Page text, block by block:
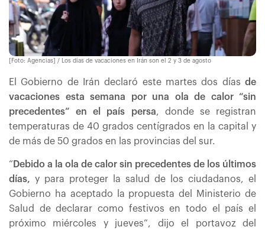
[Foto: Agencias] / Los días de vacaciones en Irán son el 2 y 3 de agosto
El Gobierno de Irán declaró este martes dos días de
vacaciones esta semana por una ola de calor “sin
precedentes” en el país persa, donde se registran
temperaturas de 40 grados centígrados en la capital y
de más de 50 grados en las provincias del sur.
“ Debido a la ola de calor sin precedentes de los últimos
días, y para proteger la salud de los ciudadanos, el
Gobierno ha aceptado la propuesta del Ministerio de
Salud de declarar como festivos en todo el país el
próximo miércoles y jueves”, dijo el portavoz del